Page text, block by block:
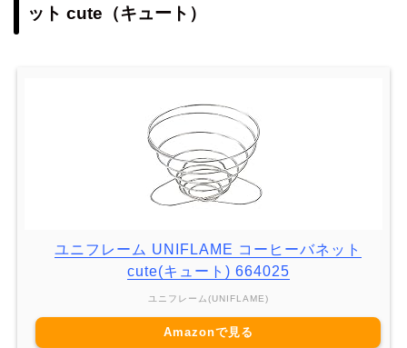
ット cute（キュート）
ユニフレーム UNIFLAME コーヒーバネット
cute(キュート) 664025
ユニフレーム(UNIFLAME)
Amazonで見る